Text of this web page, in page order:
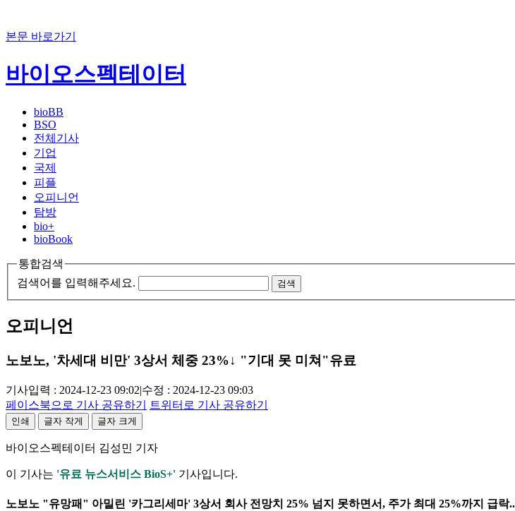
본문 바로가기
바이오스펙테이터
bioBB
BSO
전체기사
기업
국제
피플
오피니언
탐방
bio+
bioBook
통합검색
검색어를 입력해주세요.
검색
오피니언
노보노, '차세대 비만' 3상서 체중 23%↓ "기대 못 미쳐"유료
기사입력 : 2024-12-23 09:02|수정 : 2024-12-23 09:03
페이스북으로 기사 공유하기
트위터로 기사 공유하기
인쇄 글자 작게 글자 크게
바이오스펙테이터 김성민 기자
이 기사는 '유료 뉴스서비스 BioS+' 기사입니다.
노보노 "유망패" 아밀린 '카그리세마' 3상서 회사 전망치 25% 넘지 못하면서, 주가 최대 25%까지 급